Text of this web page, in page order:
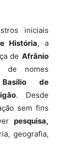
iniciais
História, a
de Afrânio
nomes
Basílio de
. Desde
sem fins
pesquisa,
geografia,